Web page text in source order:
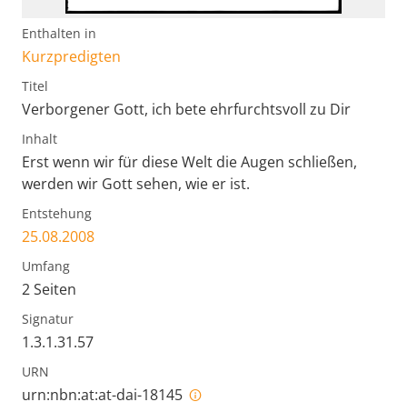
Enthalten in
Kurzpredigten
Titel
Verborgener Gott, ich bete ehrfurchtsvoll zu Dir
Inhalt
Erst wenn wir für diese Welt die Augen schließen,
werden wir Gott sehen, wie er ist.
Entstehung
25.08.2008
Umfang
2 Seiten
Signatur
1.3.1.31.57
URN
urn:nbn:at:at-dai-18145